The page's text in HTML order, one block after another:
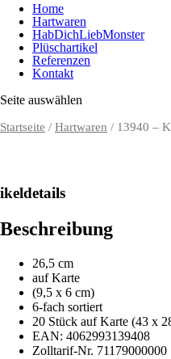
Home
Hartwaren
HabDichLiebMonster
Plüschartikel
Referenzen
Kontakt
Seite auswählen
Startseite / Hartwaren / 13940 –
ikeldetails
Beschreibung
26,5 cm
auf Karte
(9,5 x 6 cm)
6-fach sortiert
20 Stück auf Karte (43 x
EAN: 4062993139408
Zolltarif-Nr. 71179000000